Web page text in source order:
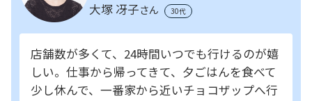
大塚 冴子さん 30代
店舗数が多くて、24時間いつでも行けるのが嬉
しい。仕事から帰ってきて、夕ごはんを食べて
少し休んで、一番家から近いチョコザップへ行